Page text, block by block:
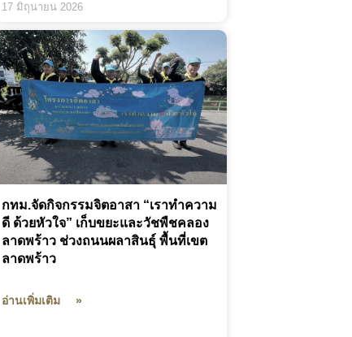
17 มิถุนายน 2026
กทม.จัดกิจกรรมจิตอาสา “เราทำความ
ดี ด้วยหัวใจ” เก็บขยะและวัชพืชคลอง
ลาดพร้าว ช่วงถนนผลาสินธ์ุ พื้นที่เขต
ลาดพร้าว
อ่านเพิ่มเติม »